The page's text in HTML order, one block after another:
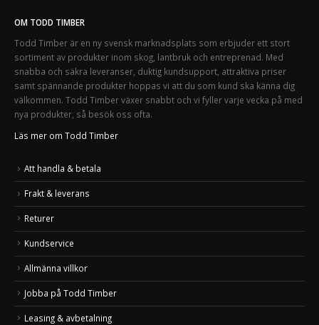
OM TODD TIMBER
Todd Timber är en ny svensk marknadsplats som erbjuder ett stort
sortiment av produkter inom skog, lantbruk och entreprenad. Med
snabba och säkra leveranser, duktig kundsupport, attraktiva priser
samt spännande produkter hoppas vi att du som kund ska känna dig
välkommen. Todd Timber växer snabbt och vi fyller varje vecka på med
nya produkter, så besök oss ofta.
Läs mer om Todd Timber
Att handla & betala
Frakt & leverans
Returer
Kundservice
Allmänna villkor
Jobba på Todd Timber
Leasing & avbetalning